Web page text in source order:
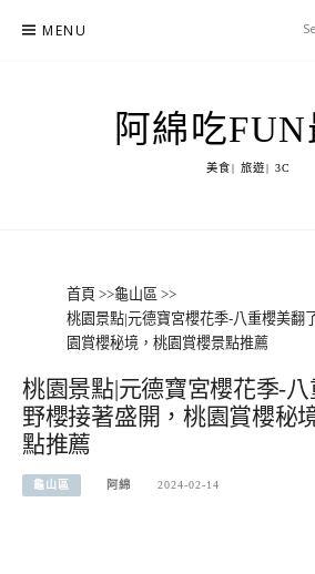
MENU
阿綿吃FUN
美食| 旅遊| 3C
首頁 >>龜山區 >>
桃園景點|元德寶宮櫻花季-八重櫻美翻
園賞櫻秘境，桃園賞櫻景點推薦
桃園景點|元德寶宮櫻花季-
野櫻接著盛開，桃園賞櫻秘
點推薦
龜山區 阿綿 2024-02-14